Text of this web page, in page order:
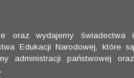
oraz wydajemy świadectwa i
Edukacji Narodowej, które są
administracji państwowej oraz
.